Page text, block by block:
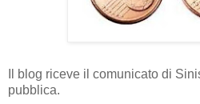
Il blog riceve il comunicato di
pubblica.